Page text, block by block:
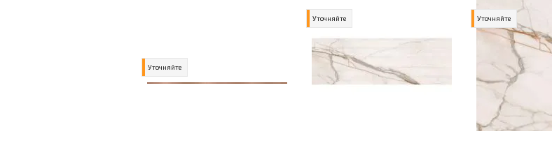
Уточняйте
Уточняйте Уточняйте